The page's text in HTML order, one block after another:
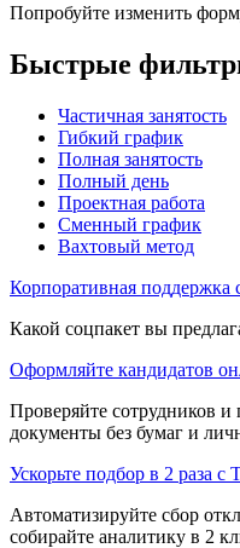
Попробуйте изменить
Быстрые
Частичная занятость
Гибкий график
Полная занятость
Полный день
Проектная работа
Сменный график
Вахтовый метод
Корпоративная поддержка
Какой соцпакет вы
Оформляйте кандидатов
Проверяйте сотрудников
документы без бумаг и
Ускорьте подбор в 2 раза с
Автоматизируйте сбор
собирайте аналитику в 2